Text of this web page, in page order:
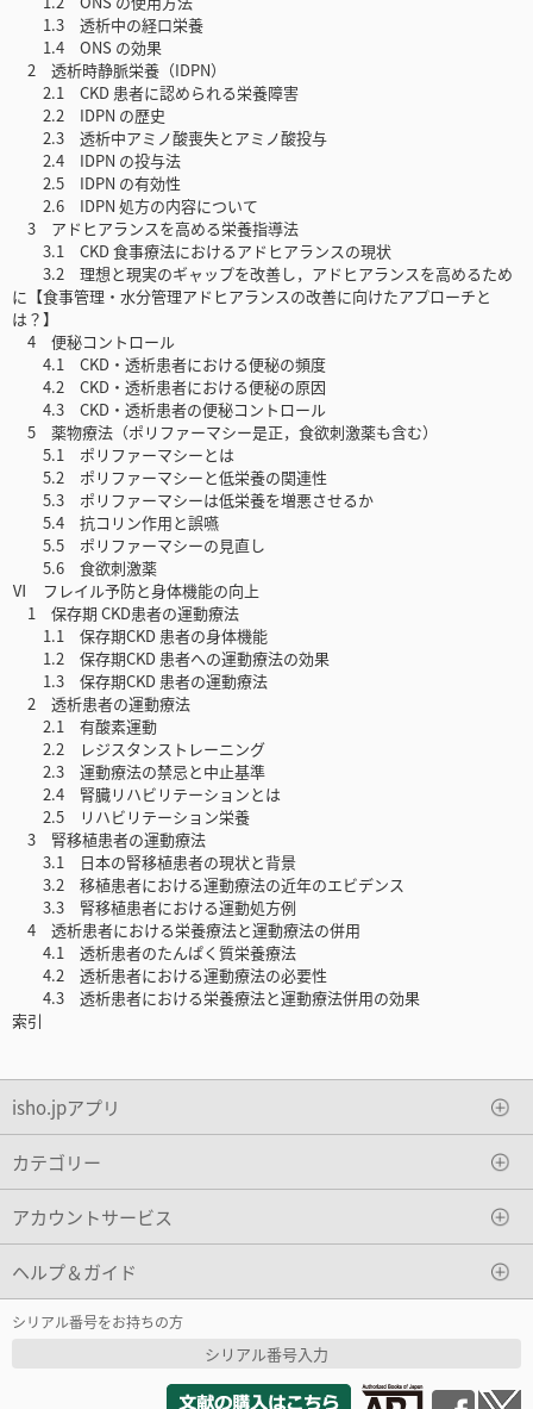
1.3 透析中の経口栄養
1.4 ONS の効果
2 透析時静脈栄養（IDPN）
2.1 CKD 患者に認められる栄養障害
2.2 IDPN の歴史
2.3 透析中アミノ酸喪失とアミノ酸投与
2.4 IDPN の投与法
2.5 IDPN の有効性
2.6 IDPN 処方の内容について
3 アドヒアランスを高める栄養指導法
3.1 CKD 食事療法におけるアドヒアランスの現状
3.2 理想と現実のギャップを改善し，アドヒアランスを高めるため
に【食事管理・水分管理アドヒアランスの改善に向けたアプローチと
は？】
4 便秘コントロール
4.1 CKD・透析患者における便秘の頻度
4.2 CKD・透析患者における便秘の原因
4.3 CKD・透析患者の便秘コントロール
5 薬物療法（ポリファーマシー是正，食欲刺激薬も含む）
5.1 ポリファーマシーとは
5.2 ポリファーマシーと低栄養の関連性
5.3 ポリファーマシーは低栄養を増悪させるか
5.4 抗コリン作用と誤嚥
5.5 ポリファーマシーの見直し
5.6 食欲刺激薬
Ⅵ フレイル予防と身体機能の向上
1 保存期 CKD患者の運動療法
1.1 保存期CKD 患者の身体機能
1.2 保存期CKD 患者への運動療法の効果
1.3 保存期CKD 患者の運動療法
2 透析患者の運動療法
2.1 有酸素運動
2.2 レジスタンストレーニング
2.3 運動療法の禁忌と中止基準
2.4 腎臓リハビリテーションとは
2.5 リハビリテーション栄養
3 腎移植患者の運動療法
3.1 日本の腎移植患者の現状と背景
3.2 移植患者における運動療法の近年のエビデンス
3.3 腎移植患者における運動処方例
4 透析患者における栄養療法と運動療法の併用
4.1 透析患者のたんぱく質栄養療法
4.2 透析患者における運動療法の必要性
4.3 透析患者における栄養療法と運動療法併用の効果
索引
isho.jpアプリ
カテゴリー
アカウントサービス
ヘルプ＆ガイド
シリアル番号をお持ちの方
シリアル番号入力